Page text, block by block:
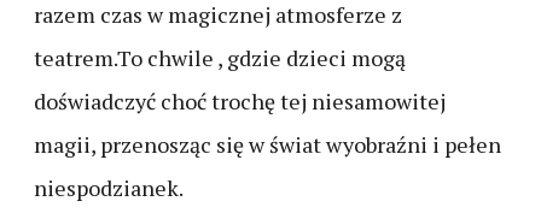
razem czas w magicznej atmosferze z
teatrem.To chwile , gdzie dzieci mogą
doświadczyć choć trochę tej niesamowitej
magii, przenosząc się w świat wyobraźni i pełen
niespodzianek.